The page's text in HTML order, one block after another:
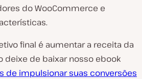
do WooCommerce e
final é aumentar a receita da
deixe de baixar nosso ebook
de impulsionar suas conversões